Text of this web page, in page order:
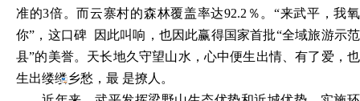
准的3倍。而云寨村的森林覆盖率达92.2％。“来武平，我氧
你”，这口碑 因此叫响，也因此赢得国家首批“全域旅游示范
县”的美誉。天长地久守望山水，心中便生出情、有了爱，也
生出缕缕乡愁，最 是撩人。